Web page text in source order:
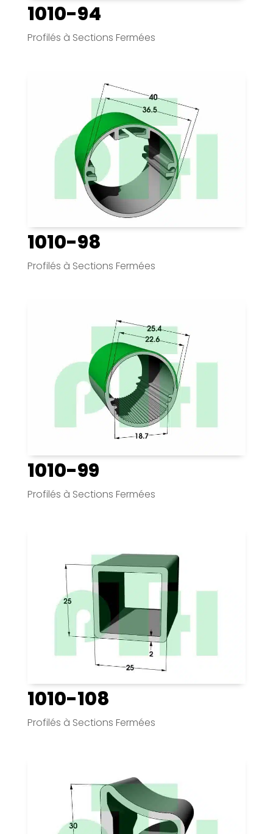
1010-94
Profilés à Sections Fermées
1010-98
Profilés à Sections Fermées
1010-99
Profilés à Sections Fermées
1010-108
Profilés à Sections Fermées